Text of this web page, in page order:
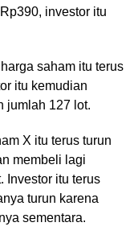
investor itu
saham itu terus
itu kemudian
jumlah 127 lot.
X itu terus turun
membeli lagi
Investor itu terus
turun karena
sementara.